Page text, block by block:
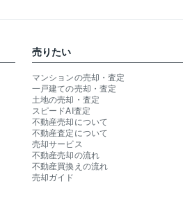
売りたい
マンションの売却・査定
一戸建ての売却・査定
土地の売却・査定
スピードAI査定
不動産売却について
不動産査定について
売却サービス
不動産売却の流れ
不動産買換えの流れ
売却ガイド